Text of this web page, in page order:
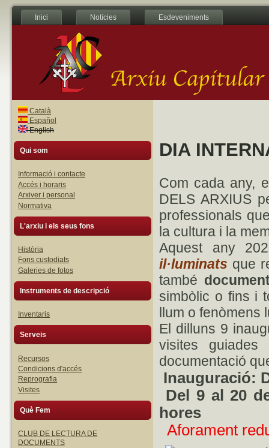
Inici Notícies Esdeveniments
Català
Español
English
Qui som
Informació i contacte
Accés i horaris
Arxiver i personal
Normativa
L'arxiu i els seus fons
Història
Fons custodiats
Galeries de fotos
Instruments de descripció
Inventaris
Serveis
Recursos
Condicions d'accés
Reprografia
Visites
Què Fem
CLUB DE LECTURA DE
DOCUMENTS
DIA
Com cada any,
DELS ARXIUS
professionals
la cultura i la
Aquest any
il·luminats que
també
simbòlic o fins i
llum o fenòmens
El dilluns 9
visites
documentació
Inauguració:
Del 9 al 20
hores
Aforament